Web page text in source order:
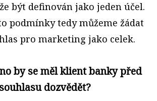
být definován jako jeden účel.
podmínky tedy můžeme žádat
pro marketing jako celek.
by se měl klient banky před
dozvědět?